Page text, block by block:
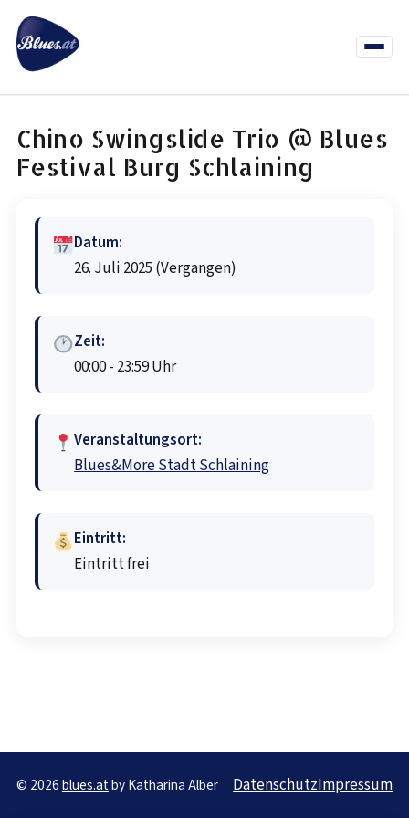
Inhalt
springen
Menü
Chino Swingslide Trio @ Blues
Festival Burg Schlaining
Datum:
26. Juli 2025 (Vergangen)
Zeit:
00:00 - 23:59 Uhr
Veranstaltungsort:
Blues&More Stadt Schlaining
Eintritt:
Eintritt frei
© 2026blues.atby Katharina Alber DatenschutzImpressum